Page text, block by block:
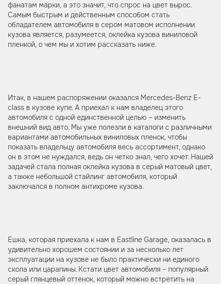
фанатам марки, а это значит, что спрос на цвет вырос.
Самым быстрым и действенным способом стать
обладателем автомобиля в сером матовом исполнении
кузова является, разумеется, оклейка кузова виниловой
пленкой, о чем мы и хотим рассказать ниже.
Итак, в нашем распоряжении оказался Mercedes-Benz E-
class в кузове купе. А приехал к нам владелец этого
автомобиля с одной единственной целью – изменить
внешний вид авто. Мы уже полезли в каталоги с различными
вариантами автомобильных виниловых пленок, чтобы
показать владельцу автомобиля весь ассортимент, однако
он в этом не нуждался, ведь он четко знал, чего хочет. Нашей
задачей стала полная оклейка кузова в серый матовый цвет,
а также небольшой стайлинг автомобиля, который
заключался в полном антихроме кузова.
Ешка, которая приехала к нам в Eastline Garage, оказалась в
удивительно хорошем состоянии и за несколько лет
эксплуатации на кузове не было практически ни единого
скола или царапины. Кстати цвет автомобиля – популярный
серый глянцевый оттенок, который можно встретить на